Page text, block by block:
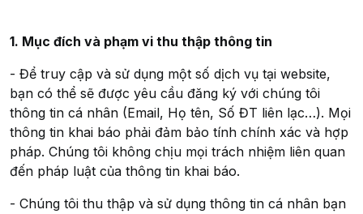
1. Mục đích và phạm vi thu thập thông tin
- Để truy cập và sử dụng một số dịch vụ tại website,
bạn có thể sẽ được yêu cầu đăng ký với chúng tôi
thông tin cá nhân (Email, Họ tên, Số ĐT liên lạc…). Mọi
thông tin khai báo phải đảm bảo tính chính xác và hợp
pháp. Chúng tôi không chịu mọi trách nhiệm liên quan
đến pháp luật của thông tin khai báo.
- Chúng tôi thu thập và sử dụng thông tin cá nhân bạn